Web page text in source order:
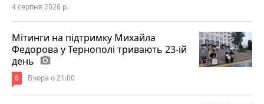
4 серпня 2026 р.
Мітинги на підтримку Михайла
Федорова у Тернополі тривають 23-ій
день photo_camera
6 Вчора о 21:00